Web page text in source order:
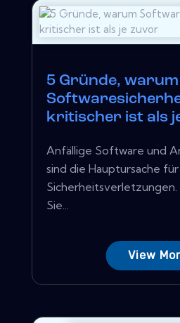
5 Gründe, warum
kritischer ist als
Anfällige Software und
sind die Hauptursache für
Sie...
View